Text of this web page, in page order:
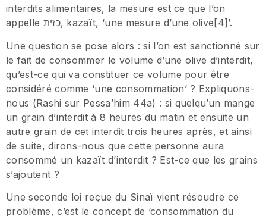
interdits alimentaires, la mesure est ce que l’on
appelle כזית, kazaït, ‘une mesure d’une olive[4]’.
Une question se pose alors : si l’on est sanctionné sur
le fait de consommer le volume d’une olive d’interdit,
qu’est-ce qui va constituer ce volume pour être
considéré comme ‘une consommation’ ? Expliquons-
nous (Rashi sur Pessa’him 44a) : si quelqu’un mange
un grain d’interdit à 8 heures du matin et ensuite un
autre grain de cet interdit trois heures après, et ainsi
de suite, dirons-nous que cette personne aura
consommé un kazaït d’interdit ? Est-ce que les grains
s’ajoutent ?
Une seconde loi reçue du Sinaï vient résoudre ce
problème, c’est le concept de ‘consommation du